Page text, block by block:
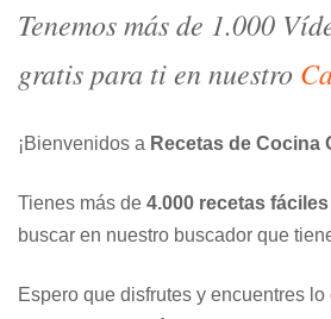
Tenemos más de 1.000
gratis para ti en nuestro
¡Bienvenidos a Recetas de Cocina
Tienes más de 4.000 recetas fáciles
buscar en nuestro buscador que
Espero que disfrutes y encuentres